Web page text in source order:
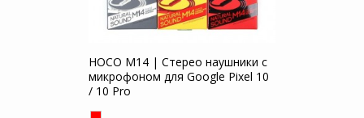
HOCO M14 | Стерео наушники с
микрофоном для Google Pixel 10
/ 10 Pro